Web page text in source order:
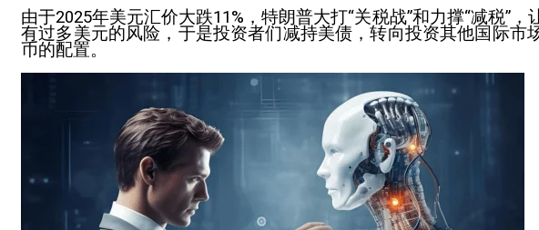
由于2025年美元汇价大跌11%，特朗普大打“关税战”和力撑“减税”，
有过多美元的风险，于是投资者们减持美债，转向投资其他国际市
币的配置。